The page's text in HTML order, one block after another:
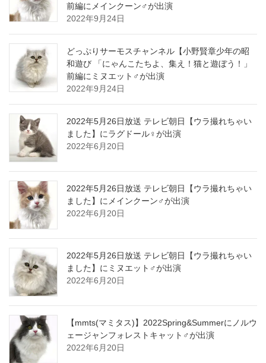
前編にメインクーン♂が出演
2022年9月24日
どっぷりサーモスチャンネル【小野賢章少年の昭
和遊び 「にゃんこたちよ、集え！猫と遊ぼう！」
前編にミヌエット♂が出演
2022年9月24日
2022年5月26日放送 テレビ朝日【ウラ撮れちゃい
ました】にラグドール♀が出演
2022年6月20日
2022年5月26日放送 テレビ朝日【ウラ撮れちゃい
ました】にメインクーン♂が出演
2022年6月20日
2022年5月26日放送 テレビ朝日【ウラ撮れちゃい
ました】にミヌエット♂が出演
2022年6月20日
【mmts(マミタス)】2022Spring&Summerにノルウ
ェージャンフォレストキャット♂が出演
2022年6月20日